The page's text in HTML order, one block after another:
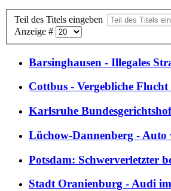
Teil des Titels eingeben
Anzeige #
Barsinghausen - Illegales
Cottbus - Vergebliche
Karlsruhe
Lüchow-Dannenberg - Auto
Potsdam: Schwerverletzter
Stadt Oranienburg - Audi